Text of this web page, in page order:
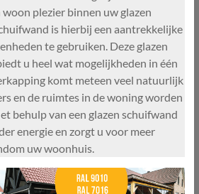
plezier binnen uw glazen
is hierbij een aantrekkelijke
te gebruiken. Deze glazen
u heel wat mogelijkheden in één
komt meteen veel natuurlijk
en de ruimtes in de woning worden
behulp van een glazen schuifwand
energie en zorgt u voor meer
uw woonhuis.